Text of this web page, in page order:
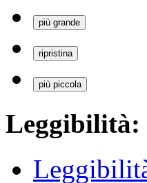
più grande
ripristina
più piccola
Leggibilità: